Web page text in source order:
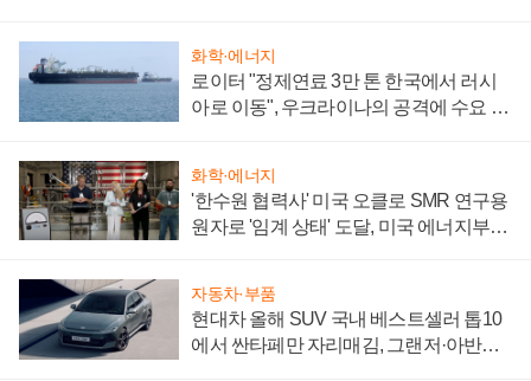
화학·에너지
로이터 "정제연료 3만 톤 한국에서 러시
아로 이동", 우크라이나의 공격에 수요 늘
화학·에너지
'한수원 협력사' 미국 오클로 SMR 연구용
원자로 '임계 상태' 도달, 미국 에너지부
자동차·부품
현대차 올해 SUV 국내 베스트셀러 톱10
에서 싼타페만 자리매김, 그랜저·아반떼